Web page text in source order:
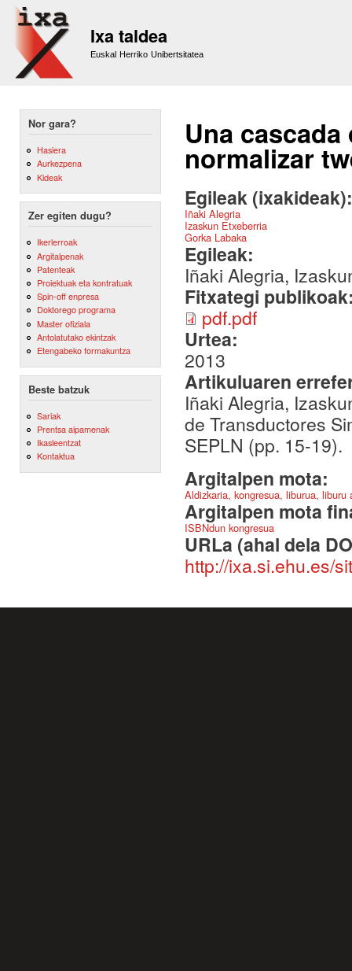
Ixa taldea
Euskal Herriko Unibertsitatea
Nor gara?
Hasiera
Aurkezpena
Kideak
Zer egiten dugu?
Ikerlerroak
Argitalpenak
Patenteak
Proiektuak eta kontratuak
Spin-off enpresa
Doktorego programa
Master ofiziala
Antolatutako ekintzak
Etengabeko formakuntza
Beste batzuk
Sariak
Prentsa aipamenak
Ikasleentzat
Kontaktua
Una
normalizar
Egileak
Iñaki Alegria
Izaskun Etxeberria
Gorka Labaka
Egileak:
Iñaki Alegria,
Fitxategi
pdf.pdf
Urtea:
2013
Artikuluaren
Iñaki Alegria,
de Transductores
SEPLN (pp. 15-19).
Argitalpen mota:
Aldizkaria, kongresua, liburua,
Argitalpen mota
ISBNdun kongresua
URLa (ahal dela
http://ixa.si.ehu.es/